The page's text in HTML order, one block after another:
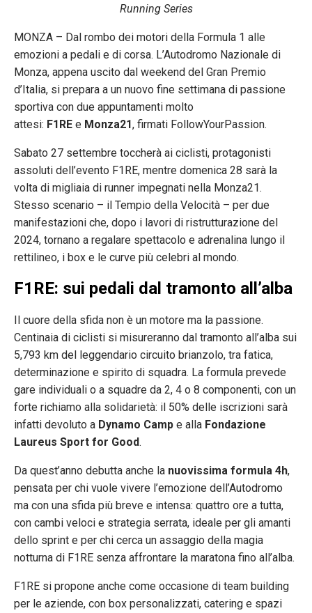
Running Series
MONZA – Dal rombo dei motori della Formula 1 alle
emozioni a pedali e di corsa. L’Autodromo Nazionale di
Monza, appena uscito dal weekend del Gran Premio
d’Italia, si prepara a un nuovo fine settimana di passione
sportiva con due appuntamenti molto
attesi: F1RE e Monza21, firmati FollowYourPassion.
Sabato 27 settembre toccherà ai ciclisti, protagonisti
assoluti dell’evento F1RE, mentre domenica 28 sarà la
volta di migliaia di runner impegnati nella Monza21.
Stesso scenario – il Tempio della Velocità – per due
manifestazioni che, dopo i lavori di ristrutturazione del
2024, tornano a regalare spettacolo e adrenalina lungo il
rettilineo, i box e le curve più celebri al mondo.
F1RE: sui pedali dal tramonto all’alba
Il cuore della sfida non è un motore ma la passione.
Centinaia di ciclisti si misureranno dal tramonto all’alba sui
5,793 km del leggendario circuito brianzolo, tra fatica,
determinazione e spirito di squadra. La formula prevede
gare individuali o a squadre da 2, 4 o 8 componenti, con un
forte richiamo alla solidarietà: il 50% delle iscrizioni sarà
infatti devoluto a Dynamo Camp e alla Fondazione
Laureus Sport for Good.
Da quest’anno debutta anche la nuovissima formula 4h,
pensata per chi vuole vivere l’emozione dell’Autodromo
ma con una sfida più breve e intensa: quattro ore a tutta,
con cambi veloci e strategia serrata, ideale per gli amanti
dello sprint e per chi cerca un assaggio della magia
notturna di F1RE senza affrontare la maratona fino all’alba.
F1RE si propone anche come occasione di team building
per le aziende, con box personalizzati, catering e spazi